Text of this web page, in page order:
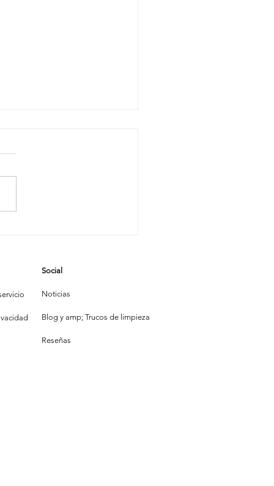
Social
Noticias
Blog y amp; Trucos de limpieza
Reseñas